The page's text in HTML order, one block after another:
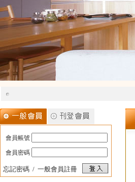
會員帳號
會員密碼
忘記密碼 / 一般會員註冊